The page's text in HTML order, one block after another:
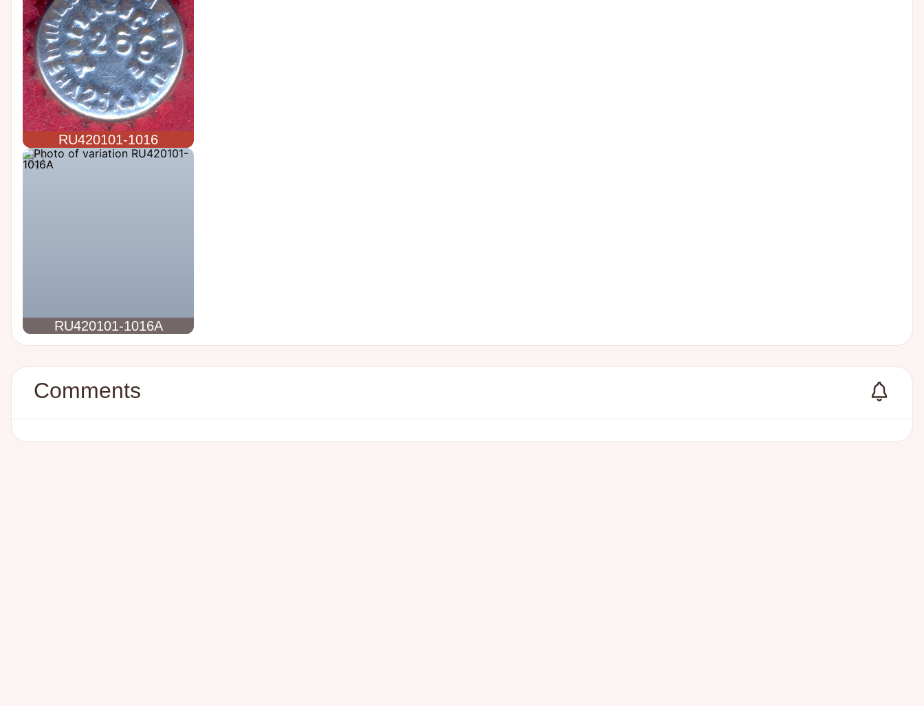
RU420101-1016
RU420101-1016A
Comments